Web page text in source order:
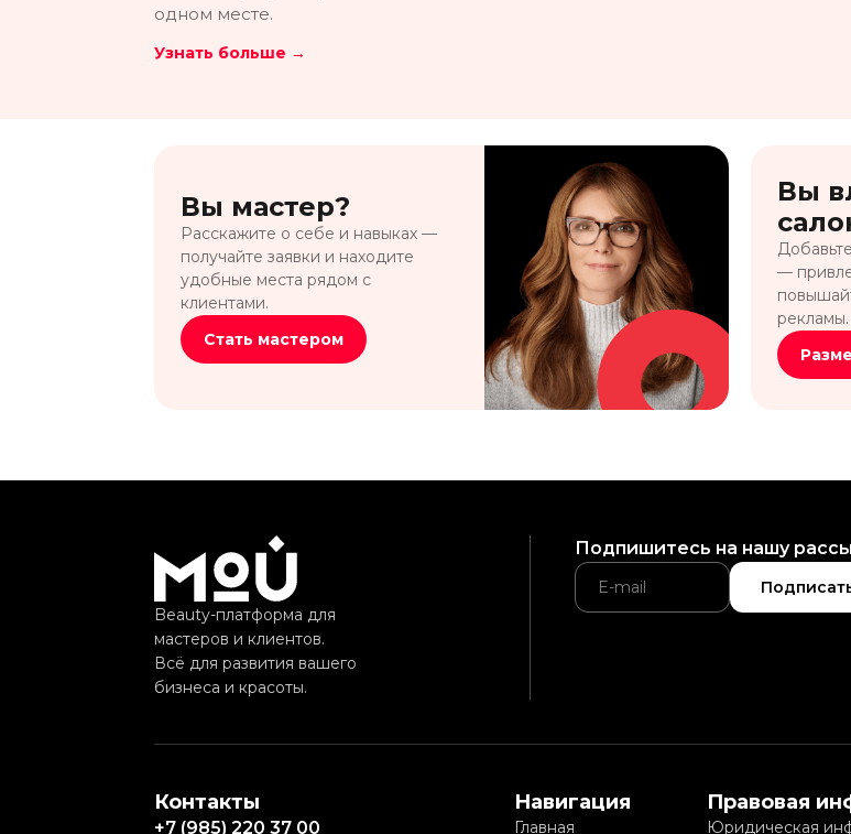
одном месте.
Узнать больше →
Вы мастер?
Расскажите о себе и навыках —
получайте заявки и находите
удобные места рядом с
клиентами.
Стать мастером
Вы
—
рекламы.
Beauty-платформа для
мастеров и клиентов.
Всё для развития вашего
бизнеса и красоты.
Подпишитесь на нашу
Контакты
+7 (985) 220 37 00
Навигация
Главная
Правовая
Юридическая